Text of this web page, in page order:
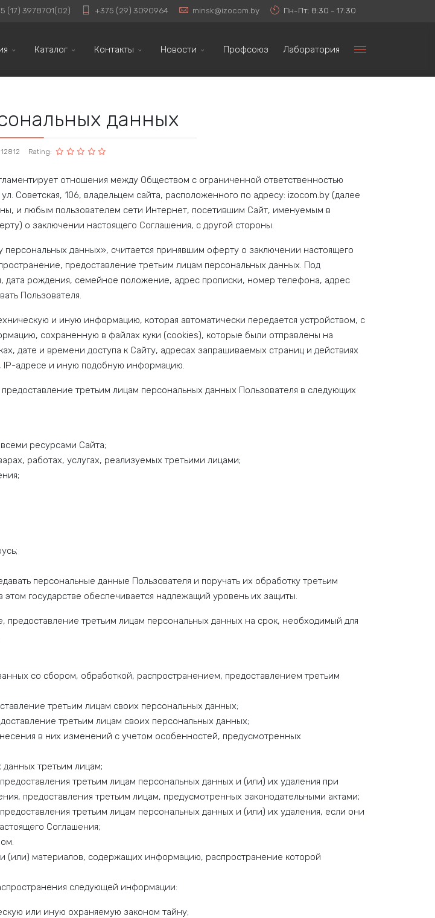
(17) 3978701(02) +375 (29) 3090964 minsk@izocom.by Пн-Пт: 8:30 - 17:30
Каталог Контакты Новости Профсоюз Лаборатория
данных
Rating:
отношения между Обществом с ограниченной ответственностью
Советская, 106, владельцем сайта, расположенного по адресу: izocom.by (далее
и любым пользователем сети Интернет, посетившим Сайт, именуемым в
о заключении настоящего Соглашения, с другой стороны.
персональных данных», считается принявшим оферту о заключении настоящего
предоставление третьим лицам персональных данных. Под
рождения, семейное положение, адрес прописки, номер телефона, адрес
Пользователя.
и иную информацию, которая автоматически передается устройством, с
сохраненную в файлах куки (cookies), которые были отправлены на
дате и времени доступа к Сайту, адресах запрашиваемых страниц и действиях
IP-адресе и иную подобную информацию.
третьим лицам персональных данных Пользователя в следующих
ресурсами Сайта;
работах, услугах, реализуемых третьими лицами;
персональные данные Пользователя и поручать их обработку третьим
государстве обеспечивается надлежащий уровень их защиты.
предоставление третьим лицам персональных данных на срок, необходимый для
со сбором, обработкой, распространением, предоставлением третьим
третьим лицам своих персональных данных;
третьим лицам своих персональных данных;
в них изменений с учетом особенностей, предусмотренных
третьим лицам;
третьим лицам персональных данных и (или) их удаления при
предоставления третьим лицам, предусмотренных законодательными актами;
третьим лицам персональных данных и (или) их удаления, если они
Соглашения;
(или) материалов, содержащих информацию, распространение которой
следующей информации:
или иную охраняемую законом тайну;